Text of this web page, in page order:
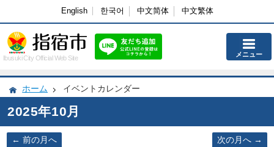
English 한국어 中文简体 中文繁体
Ibusuki City Official Web Site メニュー
ホーム イベントカレンダー
2025年10月
前の月へ 次の月へ